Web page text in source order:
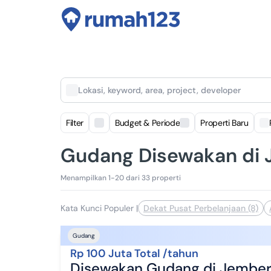
Lokasi, keyword, area, project, developer
Filter Budget & Periode Properti Baru
Gudang Disewakan di
Menampilkan 1-20 dari 33 properti
Kata Kunci Populer | Dekat Pusat Perbelanjaan (8)
Gudang
Rp 100 Juta Total /tahun